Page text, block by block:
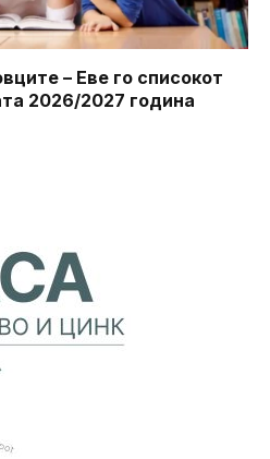
– Еве го списокот
2026/2027 година